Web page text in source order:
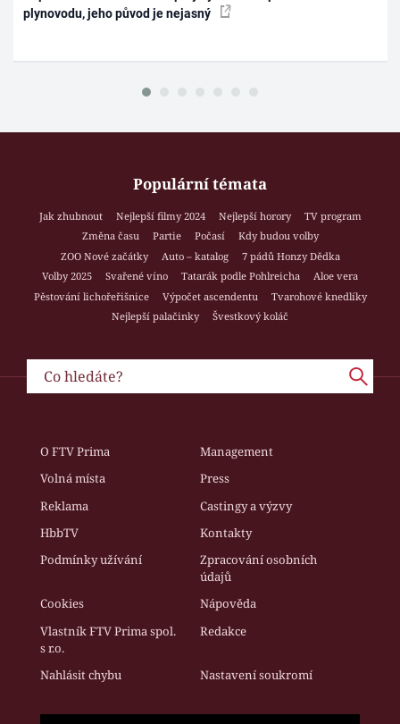
plynovodu, jeho původ je nejasný
Populární témata
Jak zhubnout Nejlepší filmy 2024 Nejlepší horory
TV program
Změna času
Partie Počasí
Kdy budou volby
ZOO Nové začátky
Auto – katalog
7 pádů Honzy Dědka
Volby 2025
Svařené víno Tatarák podle Pohlreicha
Aloe vera
Pěstování lichořeřišnice
Výpočet ascendentu
Tvarohové knedlíky
Nejlepší palačinky
Švestkový koláč
O FTV Prima
Management
Volná místa
Press
Reklama
Castingy a výzvy
HbbTV
Kontakty
Podmínky užívání
Zpracování osobních
údajů
Cookies
Nápověda
Vlastník FTV Prima spol.
s r.o.
Redakce
Nahlásit chybu Nastavení soukromí